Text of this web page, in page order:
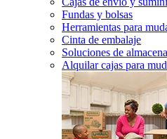
Fundas y bolsas
Herramientas para
Cinta de embalaje
Soluciones de
Alquilar cajas para